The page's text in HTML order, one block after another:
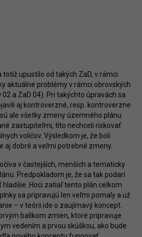
totiž upustilo od takých ZaD, v rámci
aktuálne problémy v rámci obrovských
a ZaD 04). Pri takýchto úpravách sa
aj kontroverzné, resp. kontroverzne
ale všetky zmeny územného plánu
zastupiteľmi, títo nechceli riskovať
voličov. Výsledkom je, že boli
aj dobré a veľmi potrebné zmeny.
v častejších, menších a tematicky
Predpokladom je, že sa tak podarí
hladšie. Hoci zatiaľ tento plán celkom
sa pripravujú len veľmi pomaly a už
– v teórii ide o zaujímavý koncept.
balíkom zmien, ktoré pripravuje
vedením a prvou skúškou, ako bude